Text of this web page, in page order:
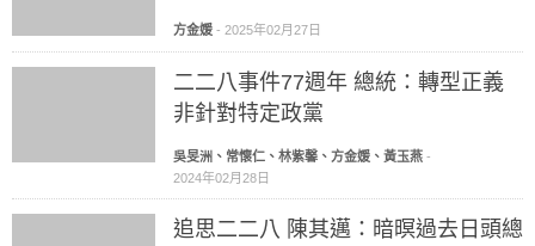
方金媛 - 2025年02月27日
二二八事件77週年 總統：轉型正義
非針對特定政黨
吳旻洲、常懷仁、林紫馨、方金媛、黃玉燕 -
2024年02月28日
追思二二八 陳其邁：暗暝過去日頭總